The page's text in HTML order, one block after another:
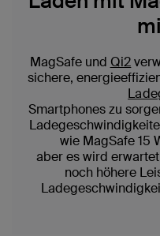
MagSafe und Qi2
sichere,
Smartphones zu
wie MagSafe 15
aber es wird
noch höhere